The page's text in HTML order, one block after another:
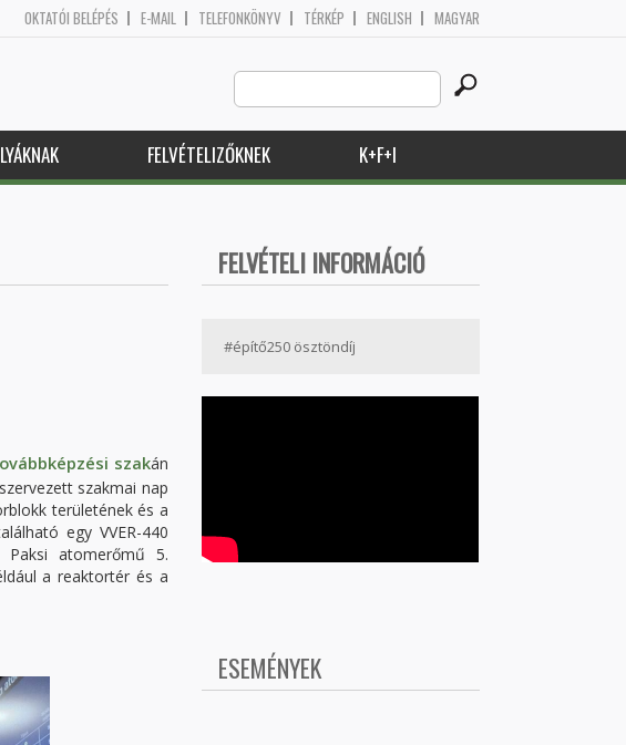
OKTATÓI BELÉPÉS E-MAIL TELEFONKÖNYV TÉRKÉP ENGLISH MAGYAR
Search
this
site
FELVÉTELIZŐKNEK K+F+I
szakán
szakmai nap
területének és a
egy VVER-440
atomerőmű 5.
a reaktortér és a
FELVÉTELI INFORMÁCIÓ
#építő250 ösztöndíj
ESEMÉNYEK